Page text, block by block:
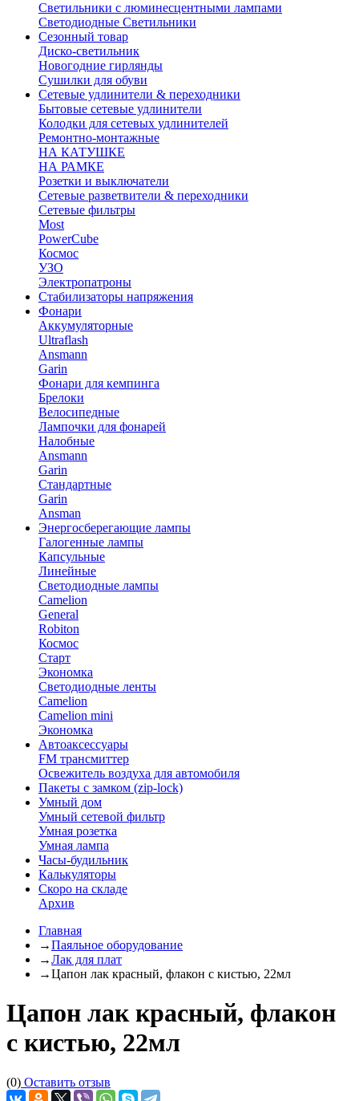
Светильники с люминесцентными лампами
Светодиодные Светильники
Сезонный товар
Диско-светильник
Новогодние гирлянды
Сушилки для обуви
Сетевые удлинители & переходники
Бытовые сетевые удлинители
Колодки для сетевых удлинителей
Ремонтно-монтажные
НА КАТУШКЕ
НА РАМКЕ
Розетки и выключатели
Сетевые разветвители & переходники
Сетевые фильтры
Most
PowerCube
Космос
УЗО
Электропатроны
Стабилизаторы напряжения
Фонари
Аккумуляторные
Ultraflash
Ansmann
Garin
Фонари для кемпинга
Брелоки
Велосипедные
Лампочки для фонарей
Налобные
Ansmann
Garin
Стандартные
Garin
Ansman
Энергосберегающие лампы
Галогенные лампы
Капсульные
Линейные
Светодиодные лампы
Camelion
General
Robiton
Космос
Старт
Экономка
Светодиодные ленты
Camelion
Camelion mini
Экономка
Автоаксессуары
FM трансмиттер
Освежитель воздуха для автомобиля
Пакеты с замком (zip-lock)
Умный дом
Умный сетевой фильтр
Умная розетка
Умная лампа
Часы-будильник
Калькуляторы
Скоро на складе
Архив
Главная
→Паяльное оборудование
→Лак для плат
→Цапон лак красный, флакон с кистью, 22мл
Цапон лак красный, флакон
с кистью, 22мл
(0) Оставить отзыв